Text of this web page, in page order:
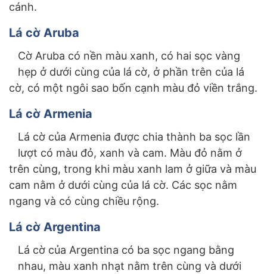
cánh.
Lá cờ Aruba
Cờ Aruba có nền màu xanh, có hai sọc vàng
hẹp ở dưới cùng của lá cờ, ở phần trên của lá
cờ, có một ngôi sao bốn cạnh màu đỏ viền trắng.
Lá cờ Armenia
Lá cờ của Armenia được chia thành ba sọc lần
lượt có màu đỏ, xanh và cam. Màu đỏ nằm ở
trên cùng, trong khi màu xanh lam ở giữa và màu
cam nằm ở dưới cùng của lá cờ. Các sọc nằm
ngang và có cùng chiều rộng.
Lá cờ Argentina
Lá cờ của Argentina có ba sọc ngang bằng
nhau, màu xanh nhạt nằm trên cùng và dưới